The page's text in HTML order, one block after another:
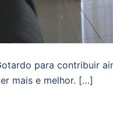
para contribuir
mais e melhor. […]